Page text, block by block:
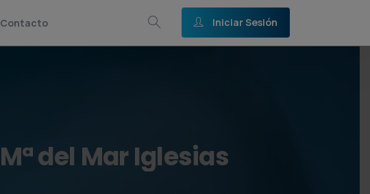
Contacto Iniciar Sesión
Mªdel MarIglesias